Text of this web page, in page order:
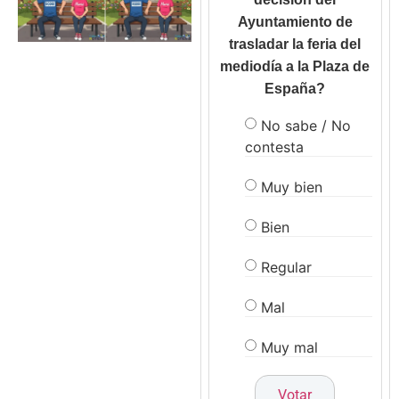
Ayuntamiento de
trasladar la feria del
mediodía a la Plaza de
España?
No sabe / No
contesta
Muy bien
Bien
Regular
Mal
Muy mal